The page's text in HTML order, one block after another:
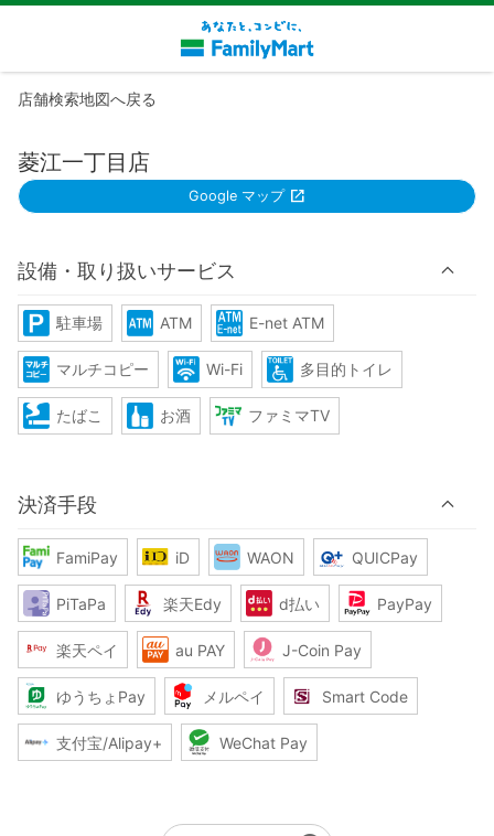
店舗検索地図へ戻る
菱江一丁目店
Google マップ
設備・取り扱いサービス
駐車場 ATM E-net ATM
マルチコピー Wi-Fi 多目的トイレ
たばこ お酒 ファミマTV
決済手段
FamiPay iD WAON QUICPay
PiTaPa 楽天Edy d払い PayPay
楽天ペイ au PAY J-Coin Pay
ゆうちょPay メルペイ Smart Code
支付宝/Alipay+ WeChat Pay